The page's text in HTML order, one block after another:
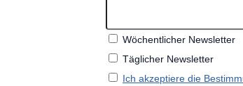
Wöchentlicher Newsletter
Täglicher Newsletter
Ich akzeptiere die